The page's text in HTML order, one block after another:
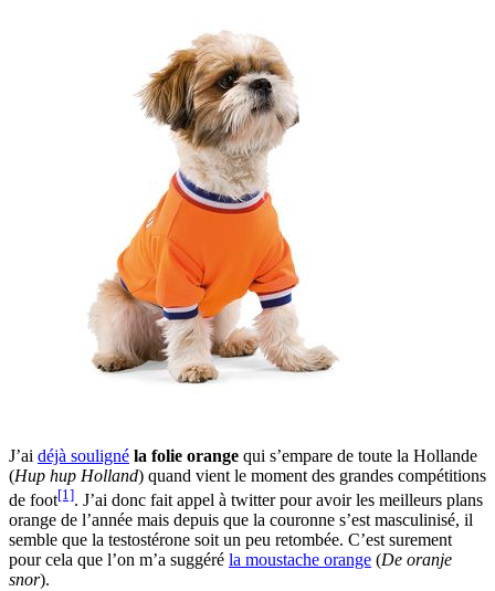
J’ai déjà souligné la folie orange qui s’empare de toute la Hollande
(Hup hup Holland) quand vient le moment des grandes compétitions
de foot[1]. J’ai donc fait appel à twitter pour avoir les meilleurs plans
orange de l’année mais depuis que la couronne s’est masculinisé, il
semble que la testostérone soit un peu retombée. C’est surement
pour cela que l’on m’a suggéré la moustache orange (De oranje
snor).